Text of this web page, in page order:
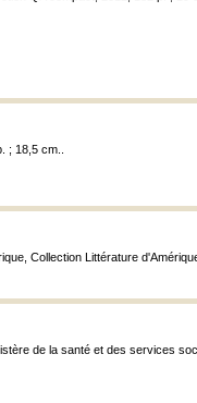
; 18,5 cm..
Collection Littérature
de la santé et des services